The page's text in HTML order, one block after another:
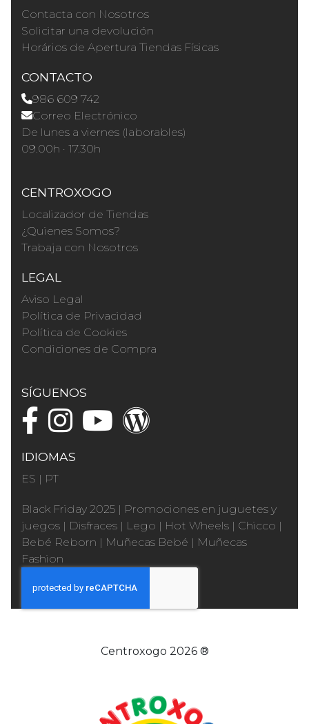
Contacta con Nosotros
Solicitar una devolución
Horários de Apertura Tiendas Físicas
CONTACTO
986 609 742
Correo Electrónico
De lunes a viernes (laborables)
09.00h · 17.30h
CENTROXOGO
Localizador de Tiendas
¿Quienes Somos?
Trabaja con Nosotros
LEGAL
Aviso Legal
Política de Privacidad
Política de Cookies
Condiciones de Compra
SÍGUENOS
IDIOMAS
ES | PT
Black Friday 2025 | Promociones en juguetes y
juegos | Disfraces | Lego | Hot Wheels | Chicco |
Bebé Reborn | Muñecas Bebé | Muñecas
Fashion
Centroxogo 2026 ®